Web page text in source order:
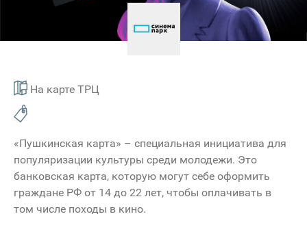
На карте ТРЦ
«Пушкинская карта» – специальная инициатива для
популяризации культуры среди молодежи. Это
банковская карта, которую могут себе оформить
граждане РФ от 14 до 22 лет, чтобы оплачивать в
том числе походы в кино.